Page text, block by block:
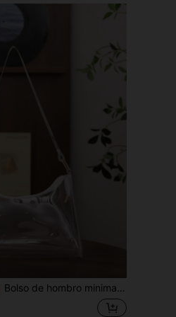
Bolso de hombro minimalista de moda para mujer, bolso de axila transparente de PVC